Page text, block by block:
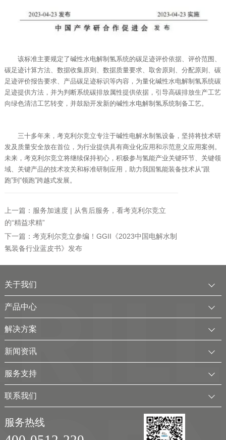
该标准主要规定了碱性水电解制氢系统的碳足迹评价依据、评价范围、
碳足迹计算方法、数据收集原则、数据质量要求、取舍原则、分配原则、碳
足迹评价报告要求、产品碳足迹标识等内容，为量化碱性水电解制氢系统碳
足迹提供方法，并为判断系统碳排放属性提供依据，引导高碳排放生产工艺
向绿色清洁工艺转变，并鼓励开发新的碱性水电解制氢系统制备工艺。
三十多年来，考克利尔竞立专注于碱性电解水制氢设备，坚持将技术研
发及质量安全放在首位，为行业提供具有商业化应用和示范意义应用案例。
未来，考克利尔竞立将继续保持初心，积极参与氢能产业关键环节、关键领
域、关键产品的技术攻关和标准研制应用，助力我国氢能装备技术从“跟
跑”到“领跑”跨越式发展。
上一篇：服务加速度 | 从售后服务，看考克利尔竞立
的“精益求精”
下一篇：考克利尔竞立参编！GGII《2023中国电解水制
氢装备行业蓝皮书》发布
关于我们
公司简介
发展历程
服务全球
考克利尔集团
产品中心
中压水电解制氢装置
电厂用制氢干燥一体化装置
氢气干燥装置
氢气回收净化装置
移动式（箱式）制氢站
实验室制氢设备
解决方案
可再生电解水制氢解决方案
制氢加氢解决方案
工业用氢解决方案
弃（余）电离网制氢解决方案
新闻资讯
企业动态
行业新闻
展会及活动
视频
服务支持
客户服务
联系我们
联系方式
加入我们
服务热线